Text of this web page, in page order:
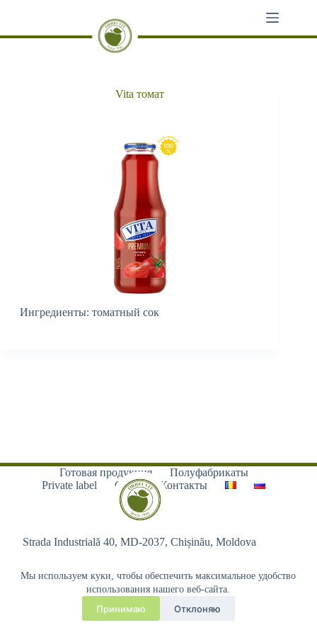
Мы используем куки, чтобы обеспечить максимальное удобство
использования нашего веб-сайта.
Принимаю Отклоняю
Vita томат
Ингредиенты: томатный сок
Готовая продукция
Полуфабрикаты
Private label
О нас Контакты
Strada Industrială 40, MD-2037, Chișinău, Moldova